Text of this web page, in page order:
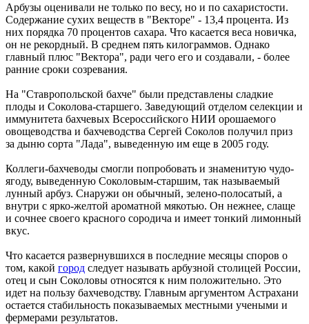
Арбузы оценивали не только по весу, но и по сахаристости.
Содержание сухих веществ в "Векторе" - 13,4 процента. Из
них порядка 70 процентов сахара. Что касается веса новичка,
он не рекордный. В среднем пять килограммов. Однако
главный плюс "Вектора", ради чего его и создавали, - более
ранние сроки созревания.
На "Ставропольской бахче" были представлены сладкие
плоды и Соколова-старшего. Заведующий отделом селекции и
иммунитета бахчевых Всероссийского НИИ орошаемого
овощеводства и бахчеводства Сергей Соколов получил приз
за дыню сорта "Лада", выведенную им еще в 2005 году.
Коллеги-бахчеводы смогли попробовать и знаменитую чудо-
ягоду, выведенную Соколовым-старшим, так называемый
лунный арбуз. Снаружи он обычный, зелено-полосатый, а
внутри с ярко-желтой ароматной мякотью. Он нежнее, слаще
и сочнее своего красного сородича и имеет тонкий лимонный
вкус.
Что касается развернувшихся в последние месяцы споров о
том, какой город следует называть арбузной столицей России,
отец и сын Соколовы относятся к ним положительно. Это
идет на пользу бахчеводству. Главным аргументом Астрахани
остается стабильность показываемых местными учеными и
фермерами результатов.